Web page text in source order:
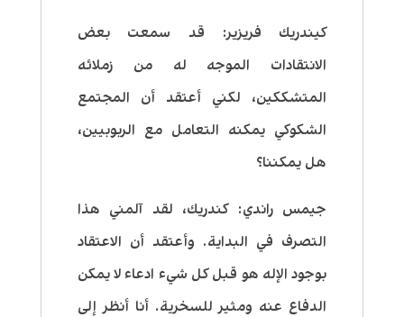
كيندريك فريزير: قد سمعت بعض
الانتقادات الموجه له من زملائه
المتشككين، لكني أعتقد أن المجتمع
الشكوكي يمكنه التعامل مع الربوبيين،
هل يمكننا؟
جيمس راندي: كندريك، لقد آلمني هذا
التصرف في البداية. وأعتقد أن الاعتقاد
بوجود الإله هو قبل كل شيء ادعاء لا يمكن
الدفاع عنه ومثير للسخرية. أنا أنظر إلى